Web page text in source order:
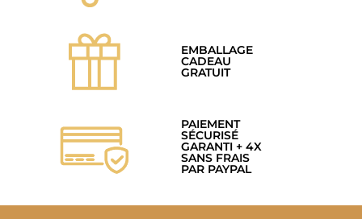
EMBALLAGE
CADEAU
GRATUIT
PAIEMENT
SÉCURISÉ
GARANTI + 4X
SANS FRAIS
PAR PAYPAL